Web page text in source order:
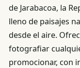
de Jarabacoa, la
lleno de paisajes
desde el aire.
fotografiar
promocionar, con